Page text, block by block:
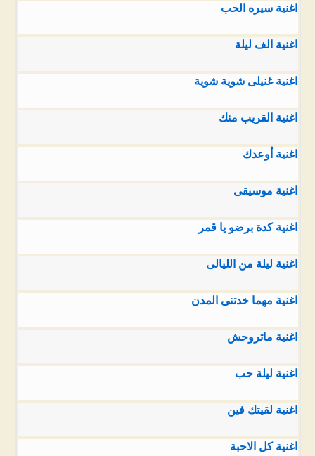
اغنية سيره الحب
اغنية الف ليلة
اغنية غنيلى شوية شوية
اغنية القريب منك
اغنية أوعدك
اغنية موسيقى
اغنية كدة برضو يا قمر
اغنية ليلة من الليالى
اغنية مهما خدتنى المدن
اغنية ماتروحش
اغنية ليلة حب
اغنية لقيتك فين
اغنية كل الاحبة